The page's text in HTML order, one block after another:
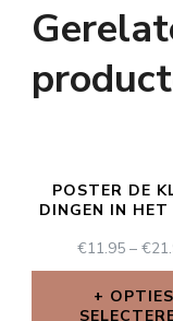
POSTER DE
DINGEN IN HET
€11.95 –€
OPTIES